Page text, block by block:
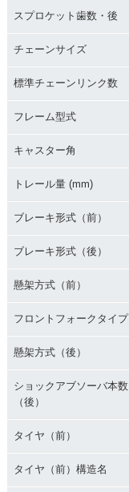
スプロケット歯数・後
チェーンサイズ
標準チェーンリンク数
フレーム型式
キャスター角
トレール量 (mm)
ブレーキ形式（前）
ブレーキ形式（後）
懸架方式（前）
フロントフォークタイプ
懸架方式（後）
ショックアブソーバ本数
（後）
タイヤ（前）
タイヤ（前）構造名